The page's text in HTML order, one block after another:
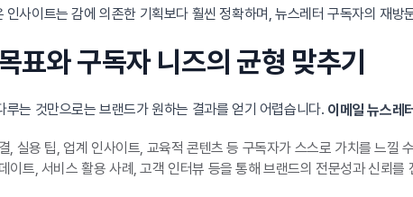
인사이트는 감에 의존한 기획보다 훨씬 정확하며, 뉴스레터 구독자의 재방
표와 구독자 니즈의 균형 맞추기
루는 것만으로는 브랜드가 원하는 결과를 얻기 어렵습니다. 이메일 뉴스레
, 실용 팁, 업계 인사이트, 교육적 콘텐츠 등 구독자가 스스로 가치를 느낄
이트, 서비스 활용 사례, 고객 인터뷰 등을 통해 브랜드의 전문성과 신뢰를